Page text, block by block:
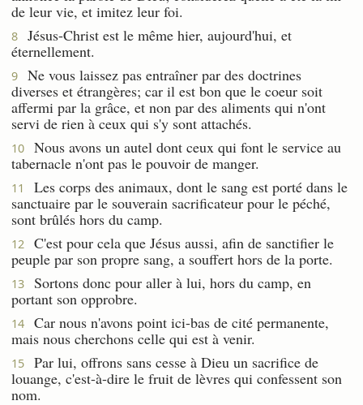
de leur vie, et imitez leur foi.
8
Jésus-Christ est le même hier, aujourd'hui, et
éternellement.
9
Ne vous laissez pas entraîner par des doctrines
diverses et étrangères; car il est bon que le coeur soit
affermi par la grâce, et non par des aliments qui n'ont
servi de rien à ceux qui s'y sont attachés.
10
Nous avons un autel dont ceux qui font le service au
tabernacle n'ont pas le pouvoir de manger.
11
Les corps des animaux, dont le sang est porté dans le
sanctuaire par le souverain sacrificateur pour le péché,
sont brûlés hors du camp.
12
C'est pour cela que Jésus aussi, afin de sanctifier le
peuple par son propre sang, a souffert hors de la porte.
13
Sortons donc pour aller à lui, hors du camp, en
portant son opprobre.
14
Car nous n'avons point ici-bas de cité permanente,
mais nous cherchons celle qui est à venir.
15
Par lui, offrons sans cesse à Dieu un sacrifice de
louange, c'est-à-dire le fruit de lèvres qui confessent son
nom.